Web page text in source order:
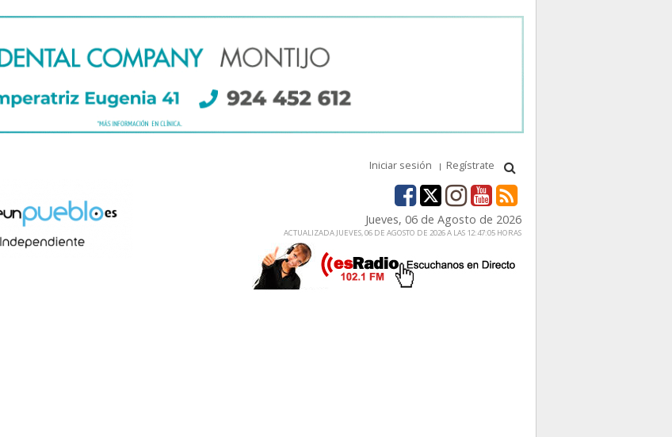
Iniciar sesión Regístrate
Jueves, 06 de Agosto de 2026
ACTUALIZADA JUEVES, 06 DE AGOSTO DE 2026 A LAS 12:47:05 HORAS